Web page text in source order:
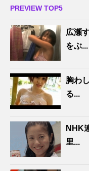
PREVIEW TOP5
広瀬
をぶ...
胸わ
る...
NHK
里...